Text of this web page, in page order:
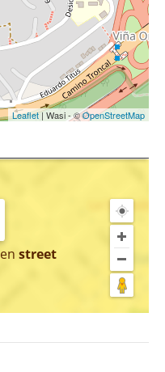
Leaflet| Wasi - ©OpenStreetMap
en street